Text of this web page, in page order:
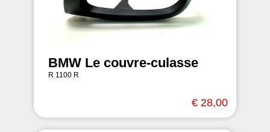
BMW Le couvre-culasse
R 1100 R
€ 28,00